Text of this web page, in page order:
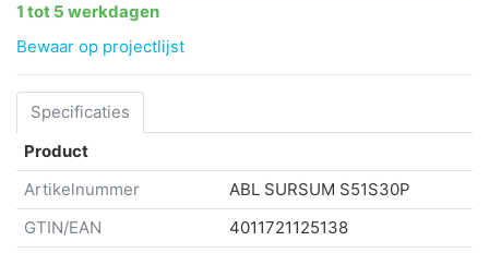
1 tot 5 werkdagen
Bewaar op projectlijst
Specificaties
Product
Artikelnummer
ABL SURSUM S51S30P
GTIN/EAN
4011721125138